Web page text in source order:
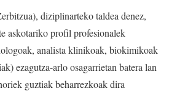
diziplinarteko taldea denez,
askotariko profil profesionalek
analista klinikoak, biokimikoak
ezagutza-arlo osagarrietan batera lan
guztiak beharrezkoak dira